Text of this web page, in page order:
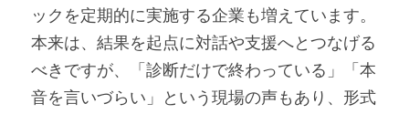
ックを定期的に実施する企業も増えています。
本来は、結果を起点に対話や支援へとつなげる
べきですが、「診断だけで終わっている」「本
音を言いづらい」という現場の声もあり、形式